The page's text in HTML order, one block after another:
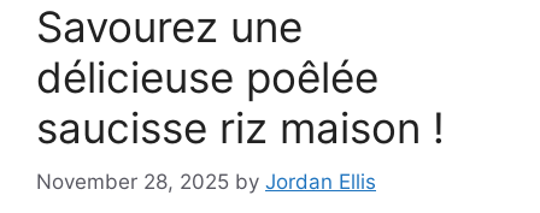
Savourez une
délicieuse poêlée
saucisse riz maison !
November 28, 2025 by Jordan Ellis